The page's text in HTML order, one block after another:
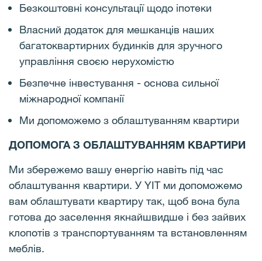
Безкоштовні консультації щодо іпотеки
Власний додаток для мешканців наших
багатоквартирних будинків для зручного
управління своєю нерухомістю
Безпечне інвестування - основа сильної
міжнародної компанії
Ми допоможемо з облаштуванням квартири
ДОПОМОГА З ОБЛАШТУВАННЯМ КВАРТИРИ
Ми збережемо вашу енергію навіть під час
облаштування квартири. У YIT ми допоможемо
вам облаштувати квартиру так, щоб вона була
готова до заселення якнайшвидше і без зайвих
клопотів з транспортуванням та встановленням
меблів.